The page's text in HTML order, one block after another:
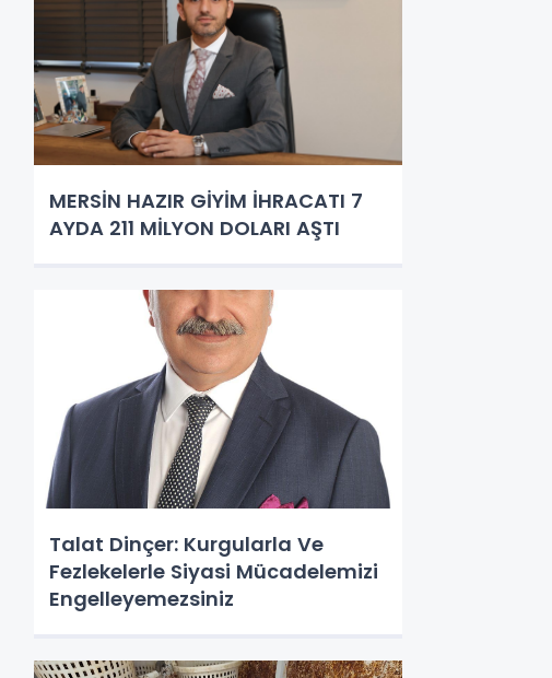
MERSİN HAZIR GİYİM İHRACATI 7
AYDA 211 MİLYON DOLARI AŞTI
Talat Dinçer: Kurgularla Ve
Fezlekelerle Siyasi Mücadelemizi
Engelleyemezsiniz